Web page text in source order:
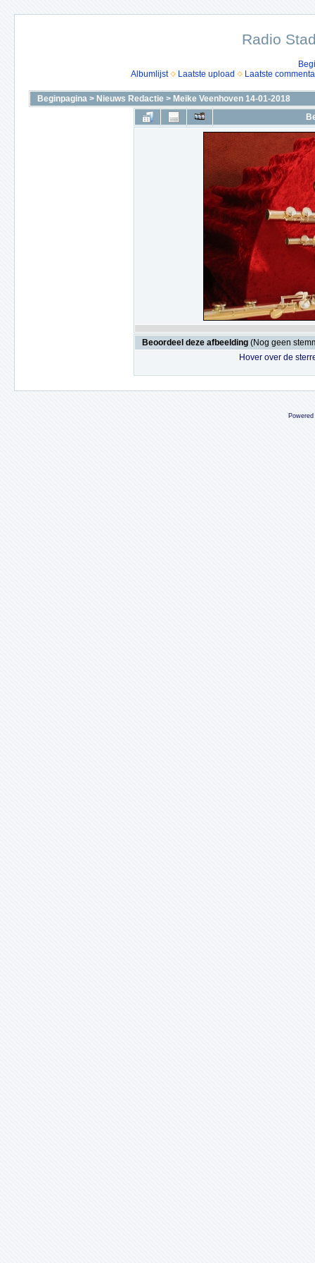
Radio
Albumlijst
Laatste upload Laatste
Beginpagina > Nieuws Redactie > Meike Veenhoven 14-01-2018
Beoordeel deze afbeelding (Nog geen
Hover over de